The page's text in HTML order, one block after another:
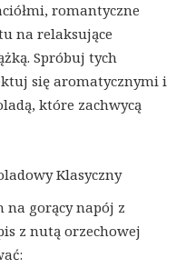
romantyczne
na relaksujące
Spróbuj tych
się aromatycznymi i
które zachwycą
Klasyczny
na gorący napój z
z nutą orzechowej